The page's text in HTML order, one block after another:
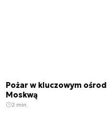
Pożar w kluczowym
Moskwą
2 min.